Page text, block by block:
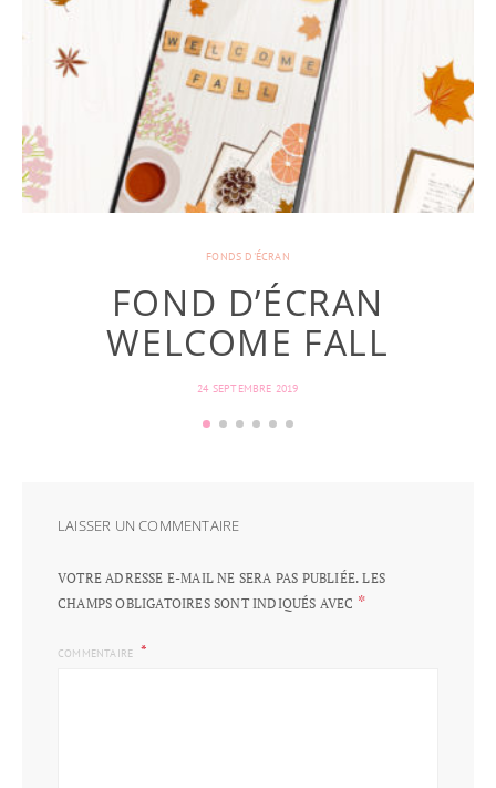
FONDS D'ÉCRAN
FOND D’ÉCRAN
WELCOME FALL
24 SEPTEMBRE 2019
LAISSER UN COMMENTAIRE
VOTRE ADRESSE E-MAIL NE SERA PAS PUBLIÉE. LES
CHAMPS OBLIGATOIRES SONT INDIQUÉS AVEC *
COMMENTAIRE